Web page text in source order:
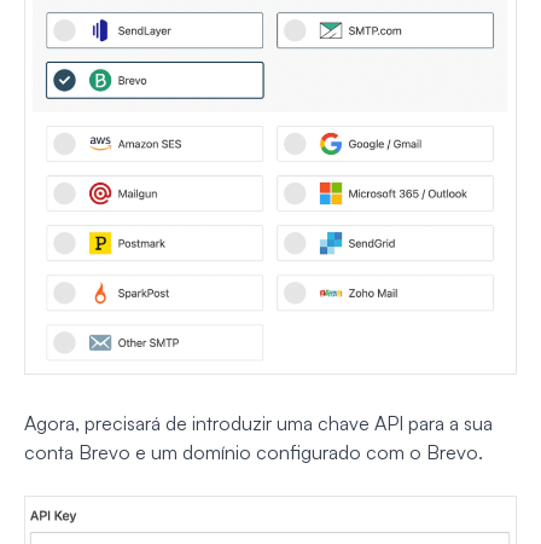
Agora, precisará de introduzir uma chave API para a sua
conta Brevo e um domínio configurado com o Brevo.